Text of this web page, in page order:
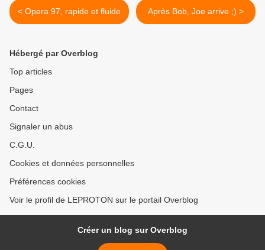
< Opera 97, rapide et fluide Après Bob, Joe arrive ;) >
Hébergé par Overblog
Top articles
Pages
Contact
Signaler un abus
C.G.U.
Cookies et données personnelles
Préférences cookies
Voir le profil de LEPROTON sur le portail Overblog
Créer un blog sur Overblog